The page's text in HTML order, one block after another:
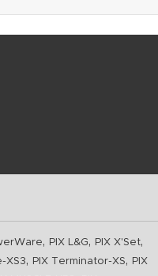
, PIX L&G, PIX X'Set,
XS3, PIX Terminator-XS,
PIX